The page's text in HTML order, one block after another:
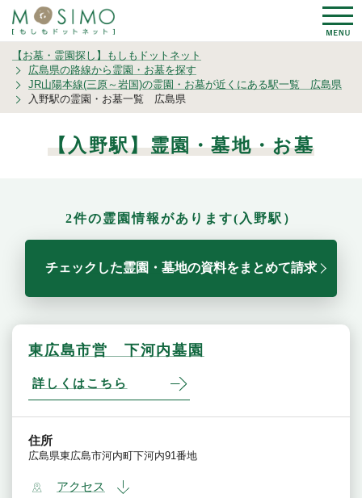
【お墓・霊園探し】もしもドットネット
広島県の路線から霊園・お墓を探す
JR山陽本線(三原～岩国)の霊園・お墓が近くにある駅一覧 広島県
入野駅の霊園・お墓一覧 広島県
【入野駅】霊園・墓地・お墓
2件の霊園情報があります(入野駅）
チェックした霊園・墓地の資料をまとめて請求
東広島市営 下河内墓園
詳しくはこちら
住所
広島県東広島市河内町下河内91番地
アクセス